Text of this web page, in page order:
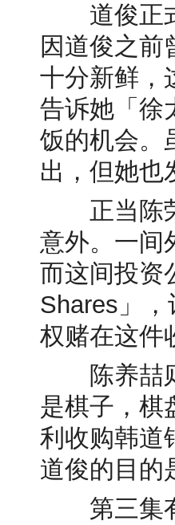
道俊正式
因道俊之前
十分新鲜，
告诉她「徐
饭的机会。
出，但她也
正当陈荣
意外。一间
而这间投资
Shares」
权赌在这件
陈养喆则
是棋子，棋
利收购韩道
道俊的目的
第三集有